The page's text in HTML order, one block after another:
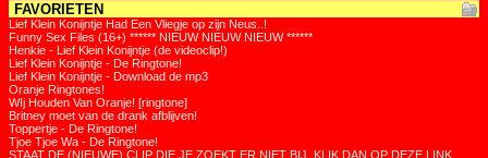
FAVORIETEN
Lief Klein Konijntje Had Een Vliegje op zijn Neus..!
Funny Sex Files (16+) ****** NIEUW NIEUW NIEUW ******
Henkie - Lief Klein Konijntje (de videoclip!)
Lief Klein Konijntje - De Ringtone!
Lief Klein Konijntje - Download de mp3
Oranje Ringtones!
WIj Houden Van Oranje! [ringtone]
Britney moet van de drank afblijven!
Toppertje - De Ringtone!
Tjoe Tjoe Wa - De Ringtone!
STAAT DE (NIEUWE) CLIP DIE JE ZOEKT ER NIET BIJ, KLIK DAN OP DEZE LINK